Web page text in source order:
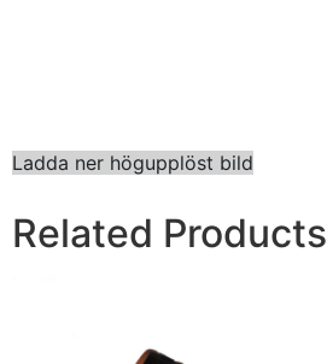
Ladda ner högupplöst bild
Related Products